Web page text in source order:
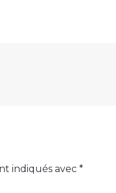
indiqués avec *